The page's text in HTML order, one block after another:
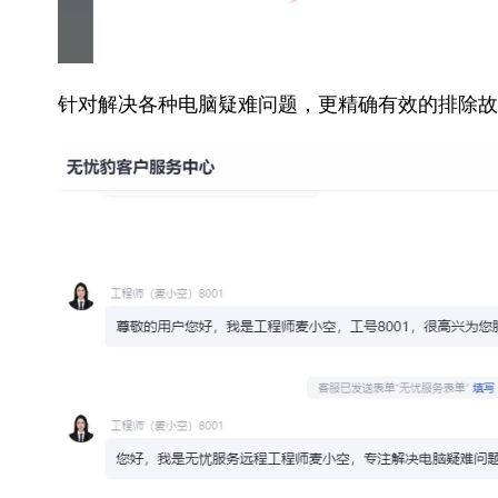
针对解决各种电脑疑难问题，更精确有效的排除